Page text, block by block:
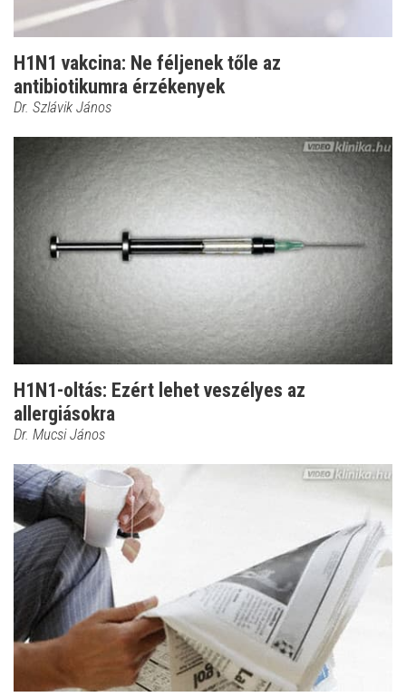
H1N1 vakcina: Ne féljenek tőle az
antibiotikumra érzékenyek
Dr. Szlávik János
H1N1-oltás: Ezért lehet veszélyes az
allergiásokra
Dr. Mucsi János